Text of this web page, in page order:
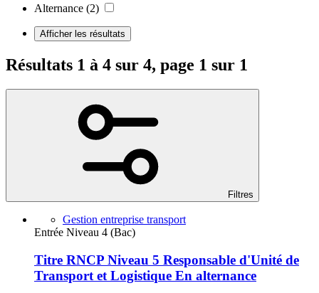
Alternance (2)
Afficher les résultats
Résultats 1 à 4 sur 4, page 1 sur 1
Filtres
Gestion entreprise transport
Entrée Niveau 4 (Bac)
Titre RNCP Niveau 5 Responsable d'Unité de
Transport et Logistique En alternance